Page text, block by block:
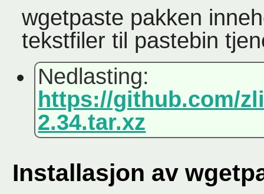
wgetpaste pakken
tekstfiler til pastebin
Nedlasting:
https://github.com/
2.34.tar.xz
Installasjon av